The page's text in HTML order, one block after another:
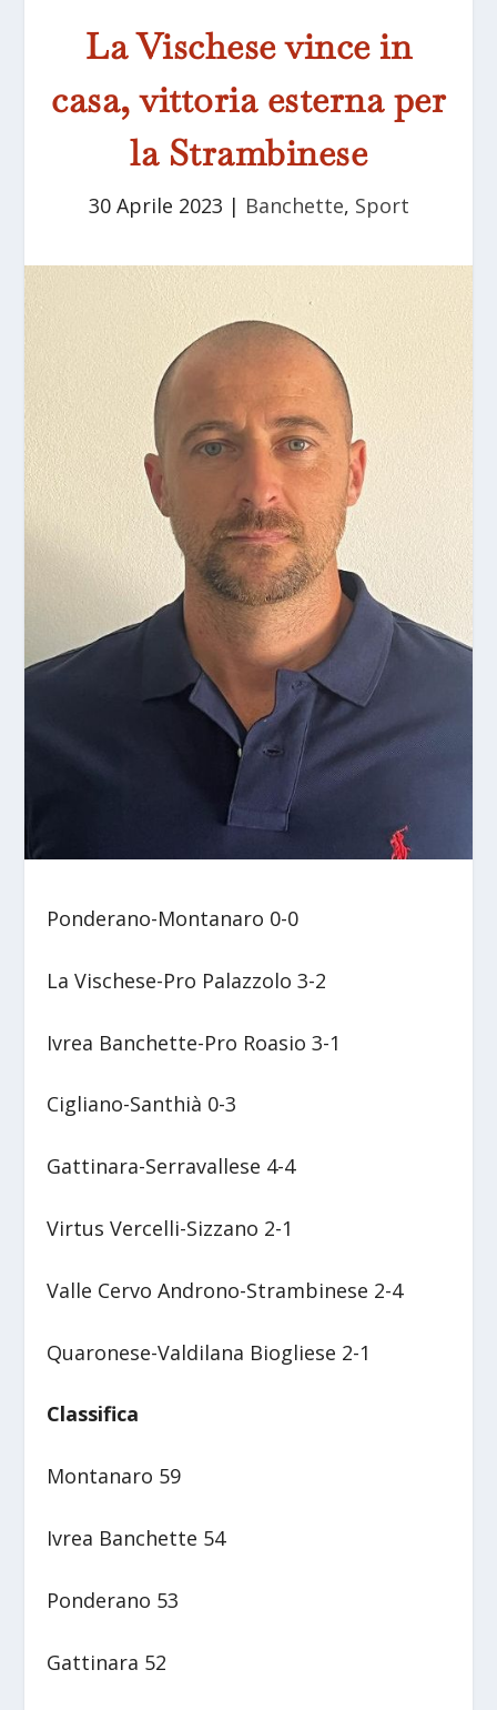
La Vischese vince in
casa, vittoria esterna per
la Strambinese
30 Aprile 2023 | Banchette, Sport
Ponderano-Montanaro 0-0
La Vischese-Pro Palazzolo 3-2
Ivrea Banchette-Pro Roasio 3-1
Cigliano-Santhià 0-3
Gattinara-Serravallese 4-4
Virtus Vercelli-Sizzano 2-1
Valle Cervo Androno-Strambinese 2-4
Quaronese-Valdilana Biogliese 2-1
Classifica
Montanaro 59
Ivrea Banchette 54
Ponderano 53
Gattinara 52